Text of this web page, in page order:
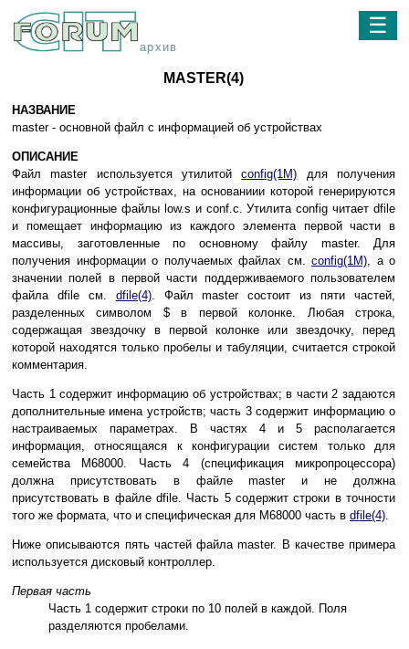
архив
☰
MASTER(4)
НАЗВАНИЕ
master - основной файл с информацией об устройствах
ОПИСАНИЕ
Файл master используется утилитойconfig(1M) для получения
информации об устройствах, на основаниии которой генерируются
конфигурационные файлы low.s и conf.c. Утилита config читает dfile
и помещает информацию из каждого элемента первой части в
массивы, заготовленные по основному файлу master. Для
получения информации о получаемых файлах см. config(1M), а о
значении полей в первой части поддерживаемого пользователем
файла dfile см. dfile(4). Файл master состоит из пяти частей,
разделенных символом $ в первой колонке. Любая строка,
содержащая звездочку в первой колонке или звездочку, перед
которой находятся только пробелы и табуляции, считается строкой
комментария.
Часть 1 содержит информацию об устройствах; в части 2 задаются
дополнительные имена устройств; часть 3 содержит информацию о
настраиваемых параметрах. В частях 4 и 5 располагается
информация, относящаяся к конфигурации систем только для
семейства M68000. Часть 4 (спецификация микропроцессора)
должна присутствовать в файле master и не должна
присутствовать в файле dfile. Часть 5 содержит строки в точности
того же формата, что и специфическая для M68000 часть в dfile(4).
Ниже описываются пять частей файла master. В качестве примера
используется дисковый контроллер.
Первая часть
Часть 1 содержит строки по 10 полей в каждой. Поля
разделяются пробелами.